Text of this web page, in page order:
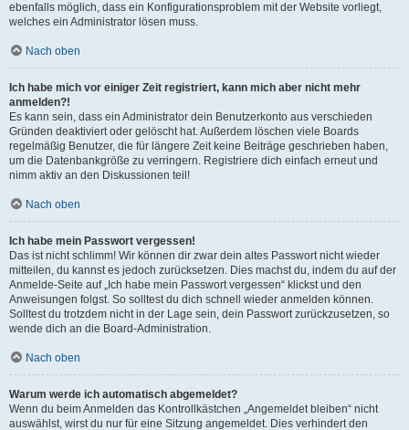
ebenfalls möglich, dass ein Konfigurationsproblem mit der Website vorliegt,
welches ein Administrator lösen muss.
Nach oben
Ich habe mich vor einiger Zeit registriert, kann mich aber nicht mehr
anmelden?!
Es kann sein, dass ein Administrator dein Benutzerkonto aus verschieden
Gründen deaktiviert oder gelöscht hat. Außerdem löschen viele Boards
regelmäßig Benutzer, die für längere Zeit keine Beiträge geschrieben haben,
um die Datenbankgröße zu verringern. Registriere dich einfach erneut und
nimm aktiv an den Diskussionen teil!
Nach oben
Ich habe mein Passwort vergessen!
Das ist nicht schlimm! Wir können dir zwar dein altes Passwort nicht wieder
mitteilen, du kannst es jedoch zurücksetzen. Dies machst du, indem du auf der
Anmelde-Seite auf „Ich habe mein Passwort vergessen“ klickst und den
Anweisungen folgst. So solltest du dich schnell wieder anmelden können.
Solltest du trotzdem nicht in der Lage sein, dein Passwort zurückzusetzen, so
wende dich an die Board-Administration.
Nach oben
Warum werde ich automatisch abgemeldet?
Wenn du beim Anmelden das Kontrollkästchen „Angemeldet bleiben“ nicht
auswählst, wirst du nur für eine Sitzung angemeldet. Dies verhindert den